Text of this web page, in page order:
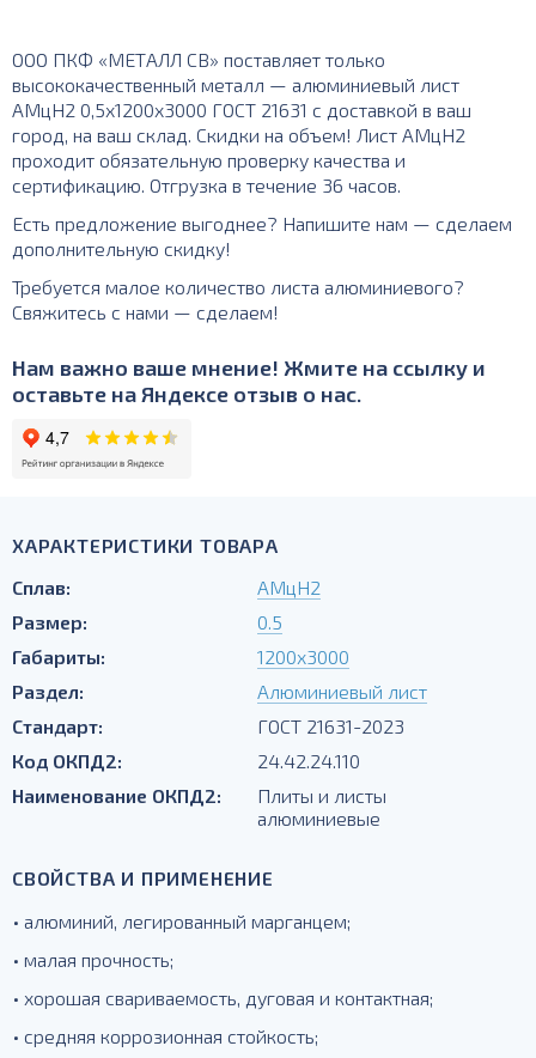
ООО ПКФ «МЕТАЛЛ СВ» поставляет только
высококачественный металл — алюминиевый лист
АМцН2 0,5х1200х3000 ГОСТ 21631 с доставкой в ваш
город, на ваш склад. Скидки на объем! Лист АМцН2
проходит обязательную проверку качества и
сертификацию. Отгрузка в течение 36 часов.
Есть предложение выгоднее? Напишите нам — сделаем
дополнительную скидку!
Требуется малое количество листа алюминиевого?
Свяжитесь с нами — сделаем!
Нам важно ваше мнение! Жмите на ссылку и
оставьте на Яндексе отзыв о нас.
ХАРАКТЕРИСТИКИ ТОВАРА
Сплав:
АМцН2
Размер:
0.5
Габариты:
1200х3000
Раздел:
Алюминиевый лист
Стандарт:
ГОСТ 21631-2023
Код ОКПД2:
24.42.24.110
Наименование ОКПД2:
Плиты и листы
алюминиевые
СВОЙСТВА И ПРИМЕНЕНИЕ
• алюминий, легированный марганцем;
• малая прочность;
• хорошая свариваемость, дуговая и контактная;
• средняя коррозионная стойкость;